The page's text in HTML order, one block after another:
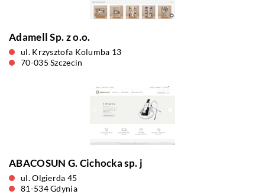
Adamell Sp. z o.o.
ul. Krzysztofa Kolumba 13
70-035 Szczecin
ABACOSUN G. Cichocka sp. j
ul. Olgierda 45
81-534 Gdynia